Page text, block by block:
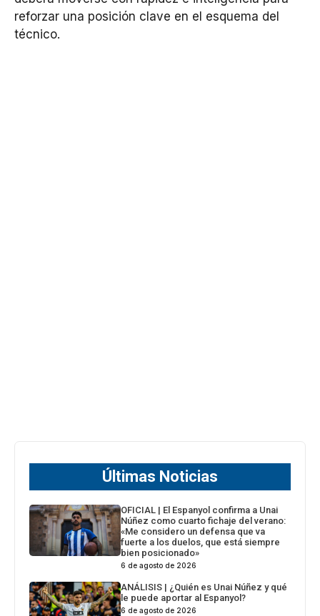
reforzar una posición clave en el esquema del
técnico.
Últimas Noticias
OFICIAL | El Espanyol confirma a Unai
Núñez como cuarto fichaje del verano:
«Me considero un defensa que va
fuerte a los duelos, que está siempre
bien posicionado»
6 de agosto de 2026
ANÁLISIS | ¿Quién es Unai Núñez y qué
le puede aportar al Espanyol?
6 de agosto de 2026